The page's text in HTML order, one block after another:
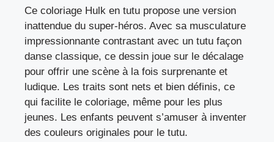
Ce coloriage Hulk en tutu propose une version
inattendue du super-héros. Avec sa musculature
impressionnante contrastant avec un tutu façon
danse classique, ce dessin joue sur le décalage
pour offrir une scène à la fois surprenante et
ludique. Les traits sont nets et bien définis, ce
qui facilite le coloriage, même pour les plus
jeunes. Les enfants peuvent s’amuser à inventer
des couleurs originales pour le tutu.